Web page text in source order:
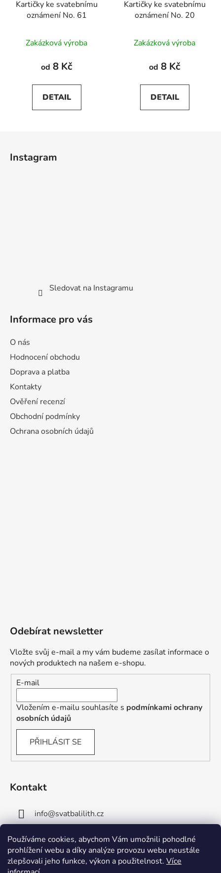
Používáme cookies, abychom Vám umožnili pohodlné
prohlížení webu a díky analýze provozu webu neustále
zlepšovali jeho funkce, výkon a použitelnost. Více
Kartičky ke svatebnímu
oznámení No. 61
Zakázková výroba
od 8 Kč
DETAIL
Kartičky ke svatebnímu
oznámení No. 20
Zakázková výroba
od 8 Kč
DETAIL
Instagram
Sledovat na Instagramu
Informace pro vás
O nás
Hodnocení obchodu
Doprava a platba
Kontakty
Ověření recenzí
Obchodní podmínky
Ochrana osobních údajů
Odebírat newsletter
Vložte svůj e-mail a my vám budeme zasílat informace o
nových produktech na našem e-shopu.
E-mail
Vložením e-mailu souhlasíte s podmínkami ochrany
osobních údajů
PŘIHLÁSIT SE
Kontakt
info@svatbalilith.cz
+420 778 745 219
+420 778 770 784